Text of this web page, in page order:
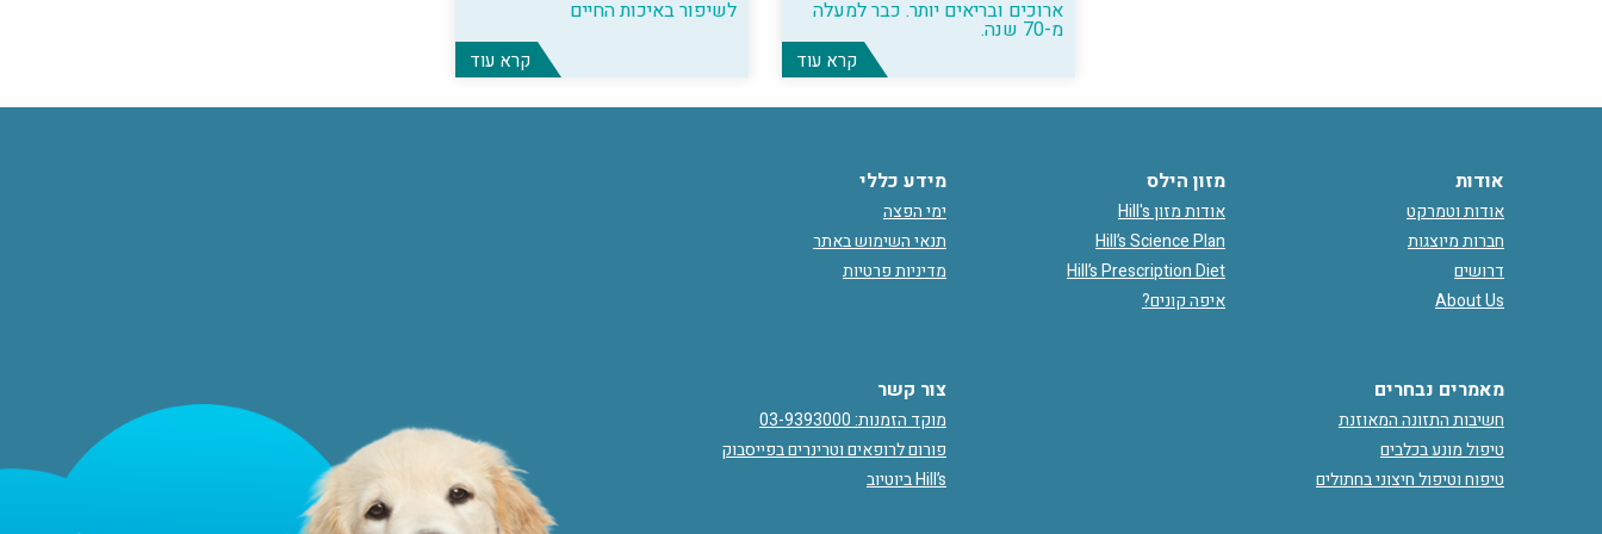
ארוכים ובריאים יותר. כבר למעלה
מ-70 שנה.
קרא עוד
לשיפור באיכות החיים
קרא עוד
אודות
אודות וטמרקט
חברות מיוצגות
דרושים
About Us
מזון הילס
אודות מזון Hill's
Hill’s Science Plan
Hill’s Prescription Diet
איפה קונים?
מידע כללי
ימי הפצה
תנאי השימוש באתר
מדיניות פרטיות
מאמרים נבחרים
חשיבות התזונה המאוזנת
טיפול מונע בכלבים
טיפוח וטיפול חיצוני בחתולים
צור קשר
מוקד הזמנות: 03-9393000
פורום לרופאים וטרינרים בפייסבוק
Hill’s ביוטיוב